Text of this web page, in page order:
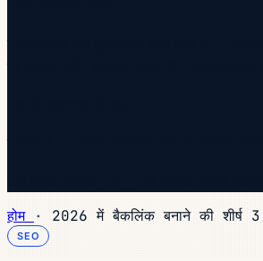
होम · 2026 में बैकलिंक बनाने की शीर्ष 3
SEO